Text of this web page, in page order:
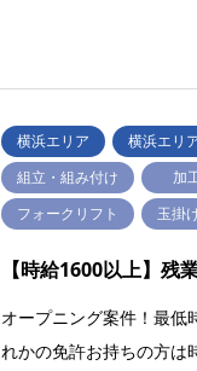
横浜エリア 横浜エリ
組立・組み付け
加
フォークリフト
玉掛
【時給1600以上】残
オープニング案件！最
れかの免許お持ちの方